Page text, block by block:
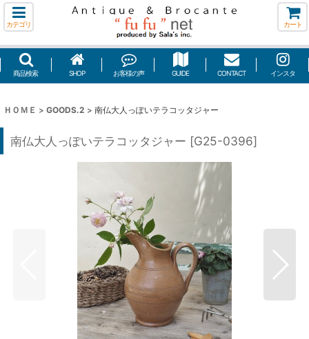
カテゴリ カート
商品検索 SHOP お客様の声 GUIDE CONTACT インスタ
ＨＯＭＥ > GOODS.2 > 南仏大人っぽいテラコッタジャー
南仏大人っぽいテラコッタジャー [G25-0396]